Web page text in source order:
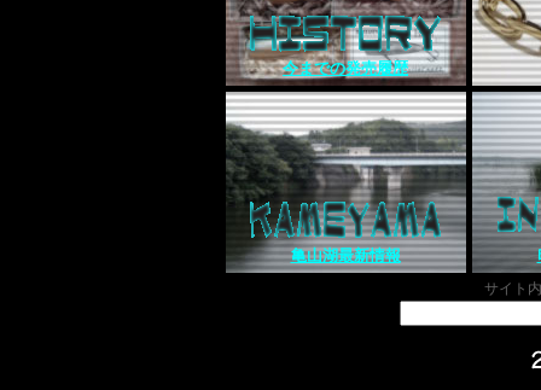
今までの発売履歴
亀山湖最新情報
サイト